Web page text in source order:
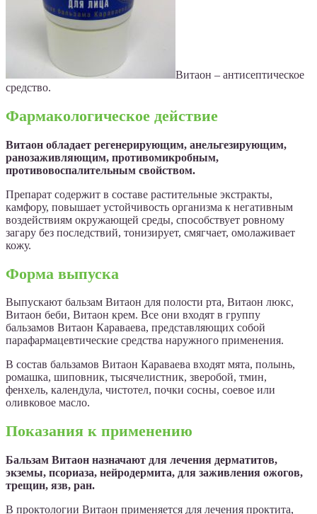
Витаон – антисептическое
средство.
Фармакологическое действие
Витаон обладает регенерирующим, анельгезирующим,
ранозаживляющим, противомикробным,
противовоспалительным свойством.
Препарат содержит в составе растительные экстракты,
камфору, повышает устойчивость организма к негативным
воздействиям окружающей среды, способствует ровному
загару без последствий, тонизирует, смягчает, омолаживает
кожу.
Форма выпуска
Выпускают бальзам Витаон для полости рта, Витаон люкс,
Витаон беби, Витаон крем. Все они входят в группу
бальзамов Витаон Караваева, представляющих собой
парафармацевтические средства наружного применения.
В состав бальзамов Витаон Караваева входят мята, полынь,
ромашка, шиповник, тысячелистник, зверобой, тмин,
фенхель, календула, чистотел, почки сосны, соевое или
оливковое масло.
Показания к применению
Бальзам Витаон назначают для лечения дерматитов,
экземы, псориаза, нейродермита, для заживления ожогов,
трещин, язв, ран.
В проктологии Витаон применяется для лечения проктита,